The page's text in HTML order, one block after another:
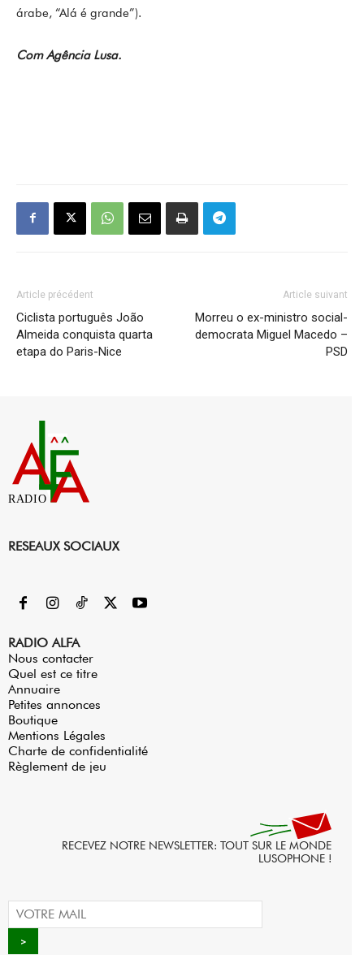
árabe, “Alá é grande”).
Com Agência Lusa.
Article précédent
Ciclista português João
Almeida conquista quarta
etapa do Paris-Nice
Article suivant
Morreu o ex-ministro social-
democrata Miguel Macedo –
PSD
RADIO
RESEAUX SOCIAUX
RADIO ALFA
Nous contacter
Quel est ce titre
Annuaire
Petites annonces
Boutique
Mentions Légales
Charte de confidentialité
Règlement de jeu
RECEVEZ NOTRE NEWSLETTER: TOUT SUR LE MONDE
LUSOPHONE !